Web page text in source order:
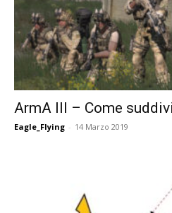
ArmA III – Come
Eagle_Flying - 14 Marzo 2019